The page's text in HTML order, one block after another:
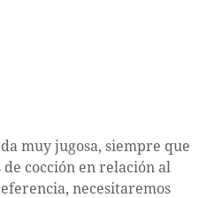
muy jugosa, siempre que
cocción en relación al
necesitaremos